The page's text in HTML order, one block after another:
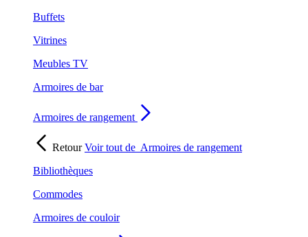
Buffets
Vitrines
Meubles TV
Armoires de bar
Armoires de rangement
RetourVoir tout de Armoires de rangement
Bibliothèques
Commodes
Armoires de couloir